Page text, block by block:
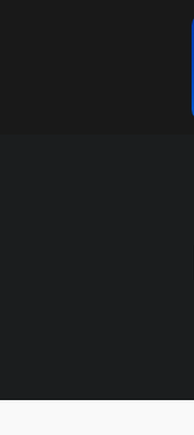
This is a